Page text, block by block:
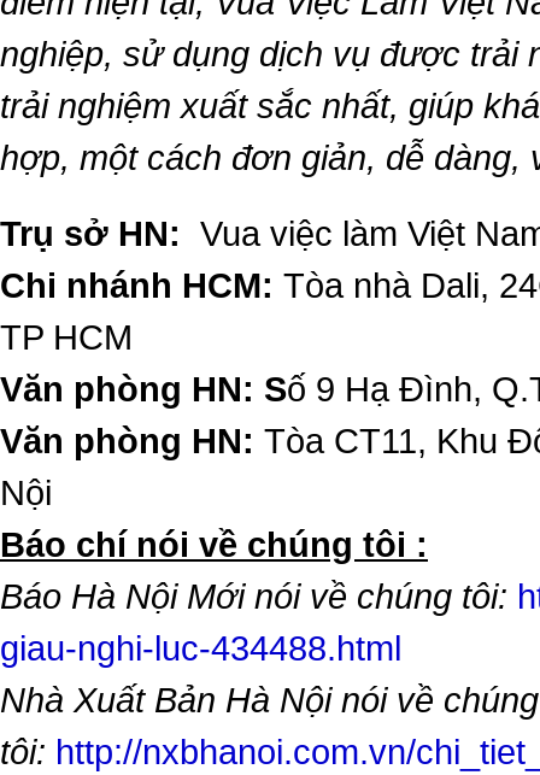
nghiệp, sử dụng dịch vụ được trải
trải nghiệm xuất sắc nhất, giúp
hợp, một cách đơn giản, dễ dàng,
Trụ sở HN: Vua việc làm Việt
Chi nhánh HCM: Tòa nhà Dali,
TP HCM
Văn phòng HN: Số 9 Hạ Đình,
Văn phòng HN: Tòa CT11, Khu
Nội
​Báo chí nói về chúng tôi :
Báo Hà Nội Mới nói về chúng tôi:
giau-nghi-luc-434488.html
Nhà Xuất Bản Hà Nội nói về chúng
tôi: http://nxbhanoi.com.vn/